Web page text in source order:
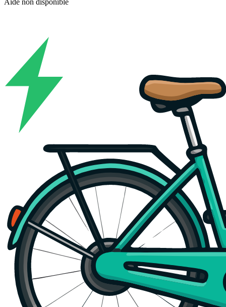
Aide non disponible